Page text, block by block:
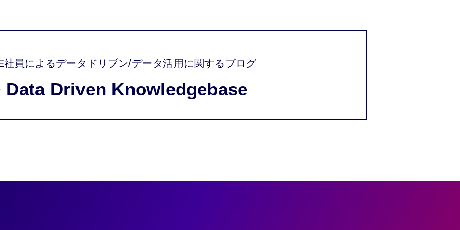
社員によるデータドリブン/データ活用に関するブログ
Data Driven Knowledgebase